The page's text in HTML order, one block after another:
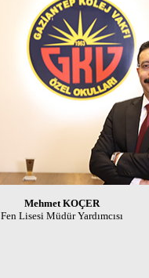
Mehmet KOÇER
Fen Lisesi Müdür Yardımcısı